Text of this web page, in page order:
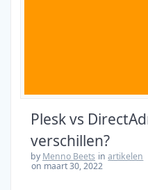
Plesk vs
verschillen?
by Menno Beets inartikelen
on maart 30, 2022